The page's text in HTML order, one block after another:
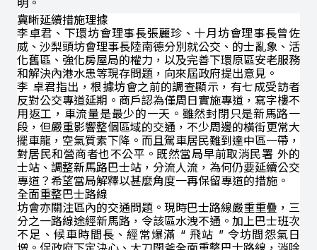
明。
冀晰延續措施理據
李卓君、下環坊會理事長張麗珍、十月坊會理事長曾佐
威、沙梨頭坊會理事長陸南德分別就公交、的士亂象、活
化舊區、強化房屋局的權力，以及完善下環原區安老服務
和解決內港水患等現存問題，向來屆政府提出意見。
李 卓君指出，根據坊會之前的調查顯示，有七成受訪者
反對公交專道延期。商戶認為僅周日實施專道，寫字樓不
用返工，車流量是最少的一天。雖然封閉只是新馬路一
段，但嚴重影響整個區域的交通，不少周邊的橫街更常大
擺車龍，空氣質素下降。而且駕車居民難到達中區一帶，
對居民和營商者也不公平。既然當局早前取消民署 外的
士站、調整新馬路巴士站，分流人流，為何仍要延續公交
專道？希望當局解釋以甚麼角度一再保留專道的措施。
全面重整巴士路線
坊會亦關注區內的交通問題。現時巴士路線嚴重重疊，三
分之一路線途經新馬路，令該區水洩不通。加上巴士班次
不足、候車時間長、經常爆滿 “ 飛站 ” 令坊間怨氣日